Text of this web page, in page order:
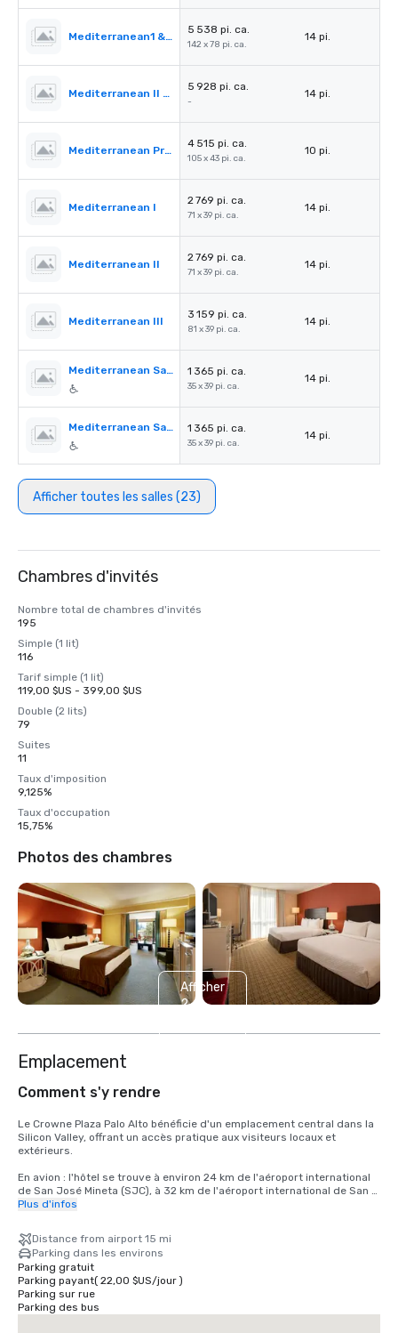
Mediterranean1 & 2
5 538 pi. ca.
142 x 78 pi. ca.
14 pi.
Mediterranean II & III
5 928 pi. ca.
-
14 pi.
Mediterranean PreFunction
4 515 pi. ca.
105 x 43 pi. ca.
10 pi.
Mediterranean I
2 769 pi. ca.
71 x 39 pi. ca.
14 pi.
Mediterranean II
2 769 pi. ca.
71 x 39 pi. ca.
14 pi.
Mediterranean III
3 159 pi. ca.
81 x 39 pi. ca.
14 pi.
Mediterranean Salon A 1 365 pi. ca.
35 x 39 pi. ca.
14 pi.
Mediterranean Salon B 1 365 pi. ca.
35 x 39 pi. ca.
14 pi.
Afficher toutes les salles (23)
Chambres d'invités
Nombre total de chambres d'invités
195
Simple (1 lit)
116
Tarif simple (1 lit)
119,00 $US - 399,00 $US
Double (2 lits)
79
Suites
11
Taux d'imposition
9,125%
Taux d'occupation
15,75%
Photos des chambres
Afficher
2
Emplacement
Comment s'y rendre
Le Crowne Plaza Palo Alto bénéficie d'un emplacement central dans la
Silicon Valley, offrant un accès pratique aux visiteurs locaux et
extérieurs.
En avion : l'hôtel se trouve à environ 24 km de l'aéroport international
de San José Mineta (SJC), à 32 km de l'aéroport international de San
Francisco (SFO) et à 40 km de l'aéroport international d'Oakland (OAK).
voitures de location.
En voiture : idéalement situé juste à côté de l'autoroute 101, l'hôtel est
facilement accessible depuis les principales autoroutes de la région
de la baie de San Francisco, notamment l'Interstate 280. Un parking
est disponible sur place pour les clients.
Plus d'infos
Distance from airport 15 mi
Parking dans les environs
Parking gratuit
Parking payant( 22,00 $US/jour)
Parking sur rue
Parking des bus